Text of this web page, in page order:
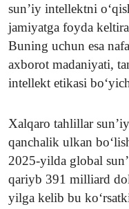
sun’iy intellektni
jamiyatga foyda
Buning uchun esa
axborot madaniyati,
intellekt etikasi
Xalqaro tahlillar
qanchalik ulkan
2025-yilda global
qariyb 391 milliard
yilga kelib bu